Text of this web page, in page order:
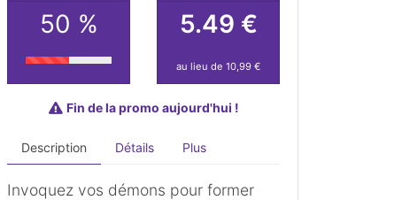
50 % 5.49 €
au lieu de 10,99 €
Fin de la promo aujourd'hui !
Description Détails Plus
Invoquez vos démons pour former